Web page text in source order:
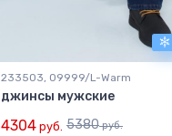
233503, 09999/L-Warm
джинсы мужские
4304 руб. 5380руб.